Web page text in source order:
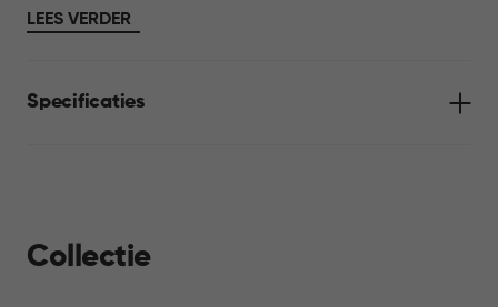
ontwerp laat je in één oogopslag zien hoeveel er nog in zit.
Dankzij het slanke formaat ligt de fles prettig in de hand en past
LEES VERDER
Specificaties
Collectie